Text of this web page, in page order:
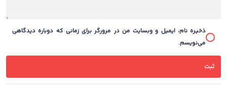
ذخیره نام، ایمیل و وبسایت من در مرورگر برای زمانی که دوباره دیدگاهی
می‌نویسم.